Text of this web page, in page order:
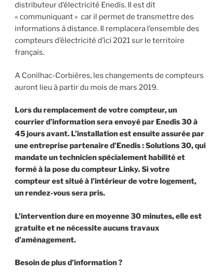
distributeur d’électricité Enedis. Il est dit
« communiquant » car il permet de transmettre des
informations à distance. Il remplacera l’ensemble des
compteurs d’électricité d’ici 2021 sur le territoire
français.
A Conilhac-Corbières, les changements de compteurs
auront lieu à partir du mois de mars 2019.
Lors du remplacement de votre compteur, un
courrier d’information sera envoyé par Enedis 30 à
45 jours avant. L’installation est ensuite assurée par
une entre­prise partenaire d’Enedis : Solutions 30, qui
man­date un technicien spécialement habilité et
formé à la pose du compteur Linky. Si votre
compteur est situé à l’intérieur de votre loge­ment,
un rendez-vous sera pris.
L’intervention dure en moyenne 30 minutes, elle est
gratuite et ne nécessite aucuns travaux
d’aménagement.
Besoin de plus d’information ?